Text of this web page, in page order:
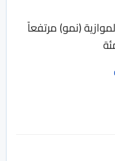
(نمو) مرتفعاً